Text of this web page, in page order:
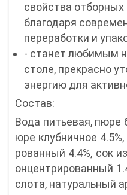
свойства отборных
благодаря
переработки и
- станет любимым
столе, прекрасно
энергию для
Состав:
Вода питьевая, пюре
юре клубничное
рованный 4.4%, сок
онцентрированный
слота, натуральный